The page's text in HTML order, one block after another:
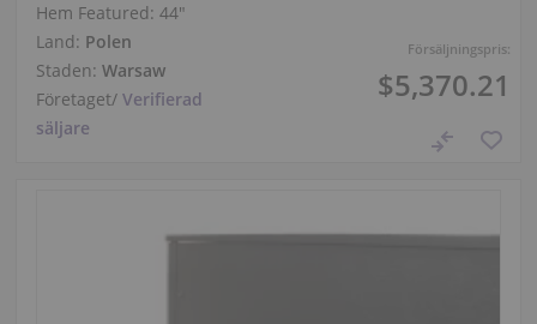
Försäljningspris:
$5,370.21
Hem Featured: 44″
Land: Polen
Staden: Warsaw
Företaget/ Verifierad
säljare